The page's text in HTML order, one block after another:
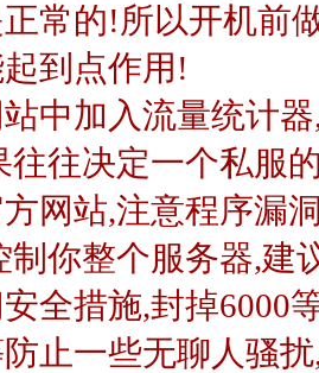
常的!所以开机前
到点作用!
中加入流量统计
往往决定一个私服
网站,注意程序漏
制你整个服务器,建
全措施,封掉6000
止一些无聊人骚